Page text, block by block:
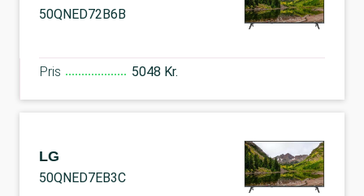
50QNED72B6B
Pris 5048 Kr.
LG
50QNED7EB3C